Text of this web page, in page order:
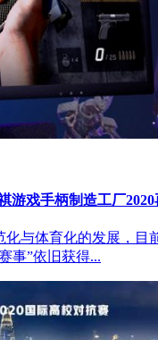
游戏手柄制造工厂
化与体育化的发展，
事”依旧获得...